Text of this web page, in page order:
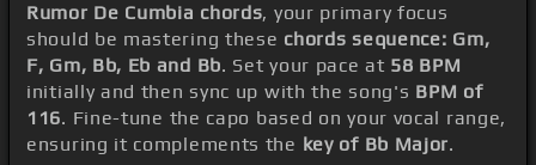
Rumor De Cumbia chords, your primary focus
should be mastering these chords sequence: Gm,
F, Gm, Bb, Eb and Bb. Set your pace at 58 BPM
initially and then sync up with the song's BPM of
116. Fine-tune the capo based on your vocal range,
ensuring it complements the key of Bb Major.